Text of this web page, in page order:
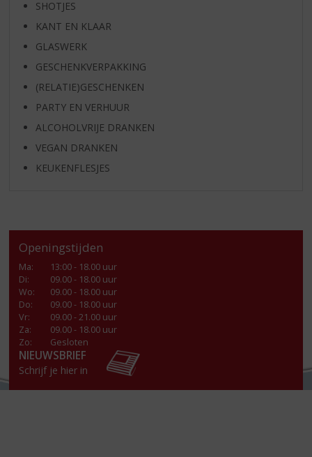
SHOTJES
KANT EN KLAAR
GLASWERK
GESCHENKVERPAKKING
(RELATIE)GESCHENKEN
PARTY EN VERHUUR
ALCOHOLVRIJE DRANKEN
VEGAN DRANKEN
KEUKENFLESJES
Openingstijden
Ma:
13:00 - 18.00 uur
Di:
09.00 - 18.00 uur
Wo:
09.00 - 18.00 uur
Do:
09.00 - 18.00 uur
Vr:
09.00 - 21.00 uur
Za:
09.00 - 18.00 uur
Zo:
Gesloten
NIEUWSBRIEF
Schrijf je hier in